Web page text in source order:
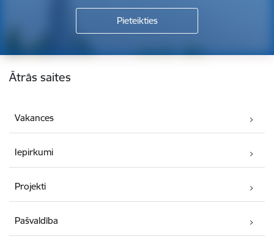
Kājene
Ātrās saites
Vakances
Iepirkumi
Projekti
Pašvaldība